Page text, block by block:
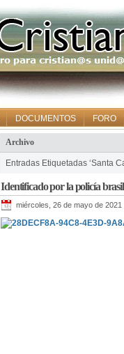
DOCUMENTOS FORO
Archivo
Entradas Etiquetadas ‘Santa
Identificado por la policía
miércoles, 26 de mayo de 2021